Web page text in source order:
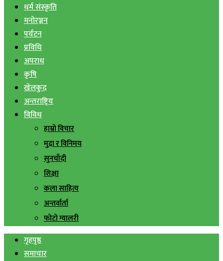
धर्म संस्कृति
मनोरञ्जन
पर्यटन
प्रविधि
अपराध
कृषि
खेलकुद
अन्तराष्ट्रिय
विविध
हाम्रो विचार
मुद्रा र विनिमय
सुनचाँदी
शिक्षा
कला साहित्य
अन्तर्वार्ता
फोटो ग्यालरी
गृहपृष्ठ
समाचार